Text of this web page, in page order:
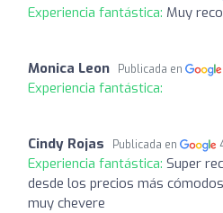
Experiencia fantástica: Muy
Monica Leon Publicada en
Experiencia fantástica:
Cindy Rojas Publicada en
Experiencia fantástica: Super
desde los precios más
muy chevere